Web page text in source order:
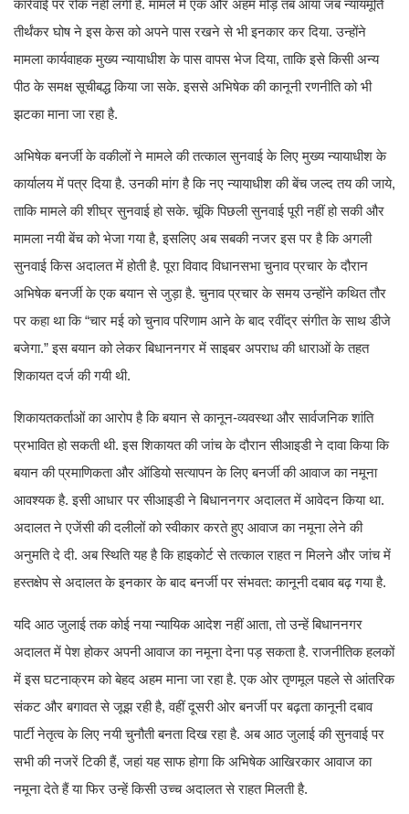
कार्रवाई पर रोक नहीं लगी है. मामले में एक और अहम मोड़ तब आया जब न्यायमूर्ति
तीर्थंकर घोष ने इस केस को अपने पास रखने से भी इनकार कर दिया. उन्होंने
मामला कार्यवाहक मुख्य न्यायाधीश के पास वापस भेज दिया, ताकि इसे किसी अन्य
पीठ के समक्ष सूचीबद्ध किया जा सके. इससे अभिषेक की कानूनी रणनीति को भी
झटका माना जा रहा है.
अभिषेक बनर्जी के वकीलों ने मामले की तत्काल सुनवाई के लिए मुख्य न्यायाधीश के
कार्यालय में पत्र दिया है. उनकी मांग है कि नए न्यायाधीश की बेंच जल्द तय की जाये,
ताकि मामले की शीघ्र सुनवाई हो सके. चूंकि पिछली सुनवाई पूरी नहीं हो सकी और
मामला नयी बेंच को भेजा गया है, इसलिए अब सबकी नजर इस पर है कि अगली
सुनवाई किस अदालत में होती है. पूरा विवाद विधानसभा चुनाव प्रचार के दौरान
अभिषेक बनर्जी के एक बयान से जुड़ा है. चुनाव प्रचार के समय उन्होंने कथित तौर
पर कहा था कि “चार मई को चुनाव परिणाम आने के बाद रवींद्र संगीत के साथ डीजे
बजेगा.” इस बयान को लेकर बिधाननगर में साइबर अपराध की धाराओं के तहत
शिकायत दर्ज की गयी थी.
शिकायतकर्ताओं का आरोप है कि बयान से कानून-व्यवस्था और सार्वजनिक शांति
प्रभावित हो सकती थी. इस शिकायत की जांच के दौरान सीआइडी ने दावा किया कि
बयान की प्रमाणिकता और ऑडियो सत्यापन के लिए बनर्जी की आवाज का नमूना
आवश्यक है. इसी आधार पर सीआइडी ने बिधाननगर अदालत में आवेदन किया था.
अदालत ने एजेंसी की दलीलों को स्वीकार करते हुए आवाज का नमूना लेने की
अनुमति दे दी. अब स्थिति यह है कि हाइकोर्ट से तत्काल राहत न मिलने और जांच में
हस्तक्षेप से अदालत के इनकार के बाद बनर्जी पर संभवत: कानूनी दबाव बढ़ गया है.
यदि आठ जुलाई तक कोई नया न्यायिक आदेश नहीं आता, तो उन्हें बिधाननगर
अदालत में पेश होकर अपनी आवाज का नमूना देना पड़ सकता है. राजनीतिक हलकों
में इस घटनाक्रम को बेहद अहम माना जा रहा है. एक ओर तृणमूल पहले से आंतरिक
संकट और बगावत से जूझ रही है, वहीं दूसरी ओर बनर्जी पर बढ़ता कानूनी दबाव
पार्टी नेतृत्व के लिए नयी चुनौती बनता दिख रहा है. अब आठ जुलाई की सुनवाई पर
सभी की नजरें टिकी हैं, जहां यह साफ होगा कि अभिषेक आखिरकार आवाज का
नमूना देते हैं या फिर उन्हें किसी उच्च अदालत से राहत मिलती है.